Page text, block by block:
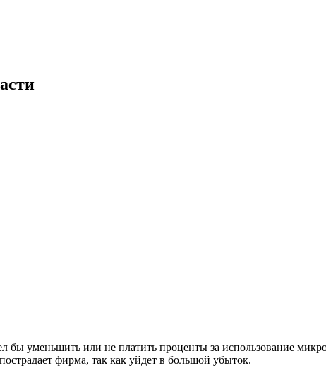
уменьшить или не платить проценты за использование
фирма, так как уйдет в большой убыток.